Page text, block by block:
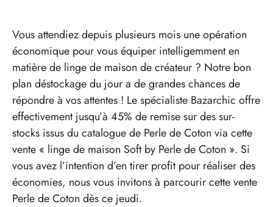
Vous attendiez depuis plusieurs mois une opération
économique pour vous équiper intelligemment en
matière de linge de maison de créateur ? Notre bon
plan déstockage du jour a de grandes chances de
répondre à vos attentes ! Le spécialiste Bazarchic offre
effectivement jusqu’à 45% de remise sur des sur-
stocks issus du catalogue de Perle de Coton via cette
vente « linge de maison Soft by Perle de Coton ». Si
vous avez l’intention d’en tirer profit pour réaliser des
économies, nous vous invitons à parcourir cette vente
Perle de Coton dès ce jeudi.